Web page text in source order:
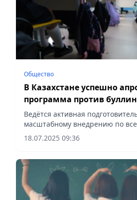
Общество
В Казахстане успешно
программа против
«ДосболLIKE»
Ведётся активная
масштабному внедрению по
сообщает Vecher.kz.
18.07.2025 09:36